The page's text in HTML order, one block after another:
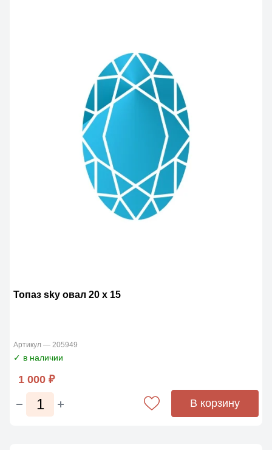
Топаз sky овал 20 x 15
Артикул — 205949
✓ в наличии
1 000 ₽
В корзину